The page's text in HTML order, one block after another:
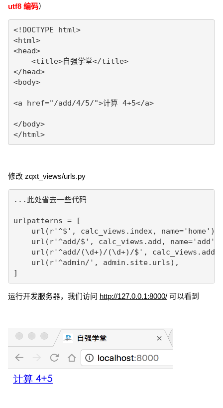
utf8 编码）
<!DOCTYPE html>
<html>
<head>
<title>自强学堂</title>
</head>
<body>
<a href="/add/4/5/">计算 4+5</a>
</body>
</html>
修改 zqxt_views/urls.py
...此处省去一些代码
urlpatterns = [
url(r'^$', calc_views.index, name='home'),
url(r'^add/$', calc_views.add,
url(r'^add/(\d+)/(\d+)/$', calc_views.add2,
url(r'^admin/', admin.site.urls),
]
运行开发服务器，我们访问 http://127.0.0.1:8000/ 可以看到